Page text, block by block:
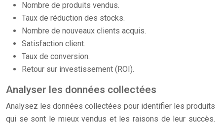
Nombre de produits vendus.
Taux de réduction des stocks.
Nombre de nouveaux clients acquis.
Satisfaction client.
Taux de conversion.
Retour sur investissement (ROI).
Analyser les données collectées
Analysez les données collectées pour identifier les produits
qui se sont le mieux vendus et les raisons de leur succès.